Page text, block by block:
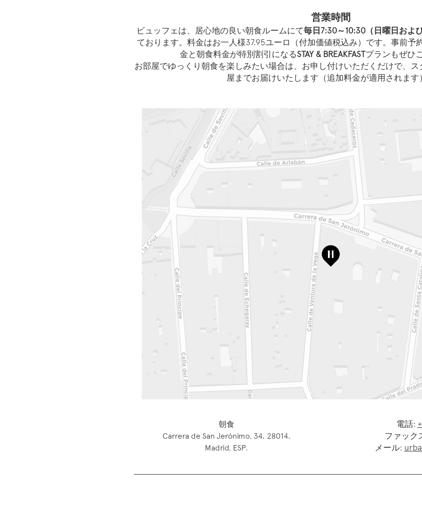
営業時間
ビュッフェは、居心地の良い朝食ルームにて毎日7:30～10:30（日曜日およ
ております。料金はお一人様37.95ユーロ（付加価値税込み）です。事前予
金と朝食料金が特別割引になるSTAY & BREAKFAST プランもぜひ
お部屋でゆっくり朝食を楽しみたい場合は、お申し付けいただくだけで、
屋までお届けいたします（追加料金が適用されます
朝食
Carrera de San Jerónimo, 34. 28014.
Madrid, ESP.
電話:
ファック
メール: